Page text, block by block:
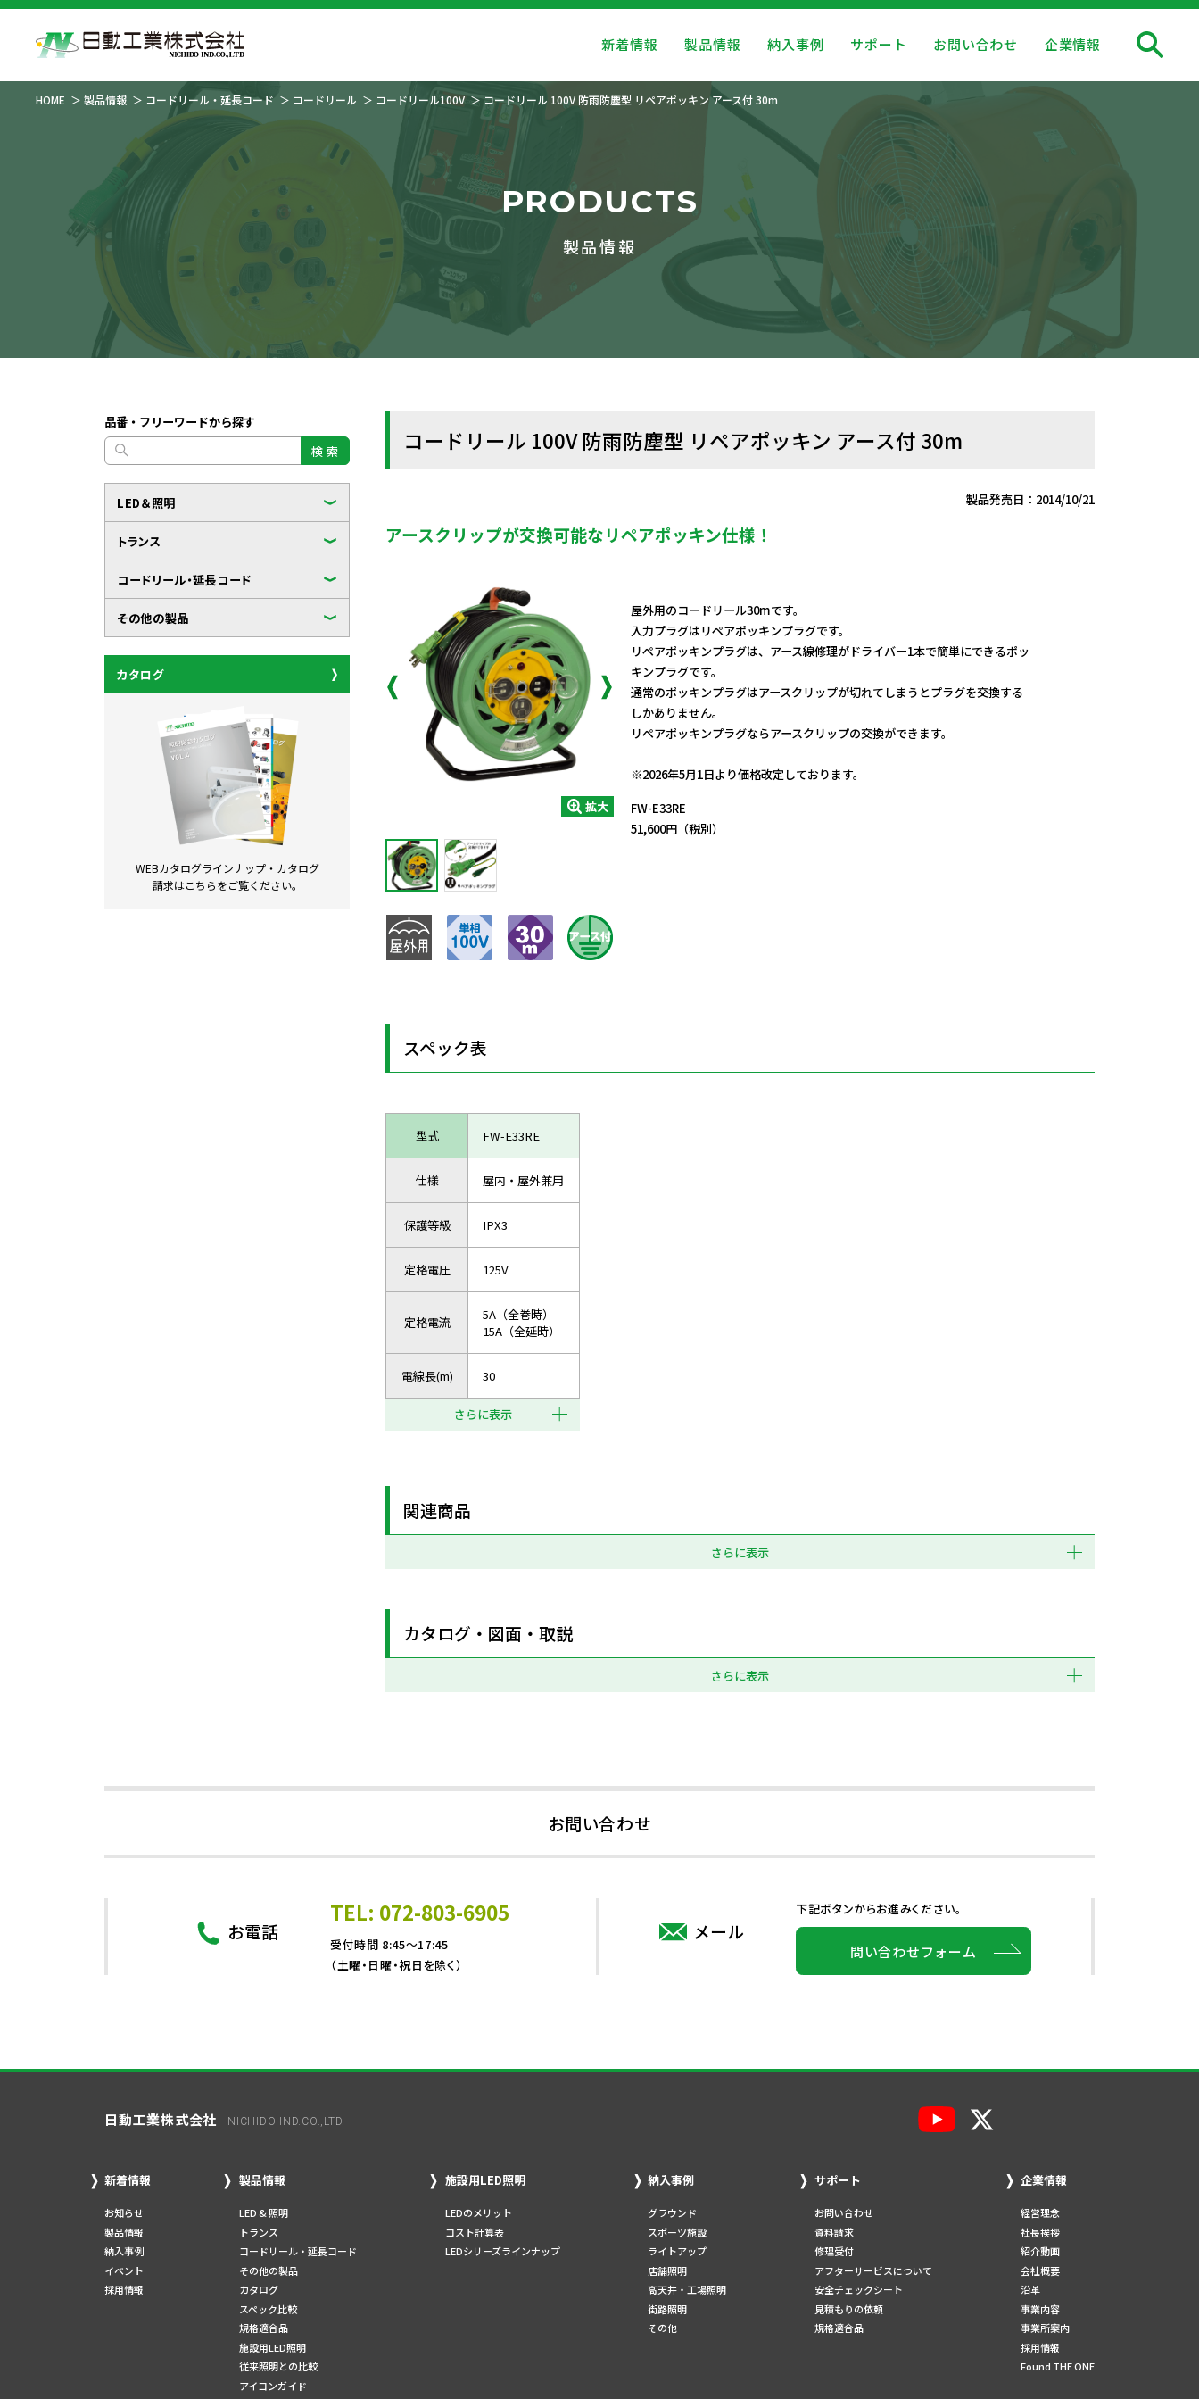
新着情報 製品情報 納入事例 サポート お問い合わせ 企業情報
HOME 製品情報 コードリール・延長コード コードリール コードリール100V コードリール 100V 防雨防塵型 リペアポッキン アース付 30m
PRODUCTS
製品情報
品番・フリーワードから探す
検 索
LED＆照明
トランス
コードリール・延長コード
その他の製品
カタログ
WEBカタログラインナップ・ カタログ
請求はこちらをご覧ください。
コードリール 100V 防雨防塵型 リペアポッキン アース付 30m
製品発売日：2014/10/21
アースクリップが交換可能なリペアポッキン仕様！
拡大
屋外用のコードリール30mです。
入力プラグはリペアポッキンプラグです。
リペアポッキンプラグは、アース線修理がドライバー1本で簡単にできるポッ
キンプラグです。
通常のポッキンプラグはアースクリップが切れてしまうとプラグを交換する
しかありません。
リペアポッキンプラグならアースクリップの交換ができます。
※2026年5月1日より価格改定しております。
FW-E33RE
51,600円（税別）
スペック表
型式 FW-E33RE
仕様 屋内・屋外兼用
保護等級 IPX3
定格電圧 125V
定格電流
5A（全巻時）
15A（全延時）
電線長(m) 30
さらに表示
関連商品
さらに表示
カタログ・図面・取説
さらに表示
お問い合わせ
お電話
TEL: 072-803-6905
受付時間 8:45～17:45
（土曜・日曜・祝日を除く）
メール
下記ボタンからお進みください。
問い合わせフォーム
日動工業株式会社 NICHIDO IND.CO.,LTD.
新着情報
お知らせ
製品情報
納入事例
イベント
採用情報
製品情報
LED & 照明
トランス
コードリール・延長コード
その他の製品
カタログ
スペック比較
規格適合品
施設用LED照明
従来照明との比較
アイコンガイド
施設用LED照明
LEDのメリット
コスト計算表
LEDシリーズラインナップ
納入事例
グラウンド
スポーツ施設
ライトアップ
店舗照明
高天井・工場照明
街路照明
その他
サポート
お問い合わせ
資料請求
修理受付
アフターサービスについて
安全チェックシート
見積もりの依頼
規格適合品
企業情報
経営理念
社長挨拶
紹介動画
会社概要
沿革
事業内容
事業所案内
採用情報
Found THE ONE